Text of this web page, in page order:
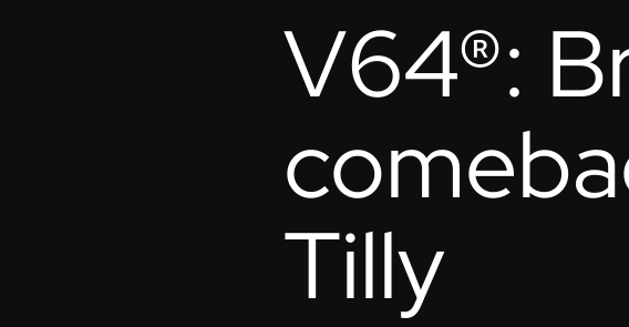
V64®:
Tilly